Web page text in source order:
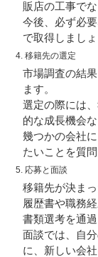
販店の工事で
今後、必ず必
で取得しましょ
4. 移籍先の選定
市場調査の結
ます。
選定の際には
的な成長機会
幾つかの会社
たいことを質問
5. 応募と面談
移籍先が決ま
履歴書や職務
書類選考を通
面談では、自
に、新しい会